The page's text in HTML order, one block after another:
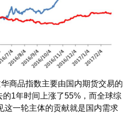
商品指数主要由国内期货交易的
1年时间上涨了55%，而全球综
这一轮主体的贡献就是国内需求